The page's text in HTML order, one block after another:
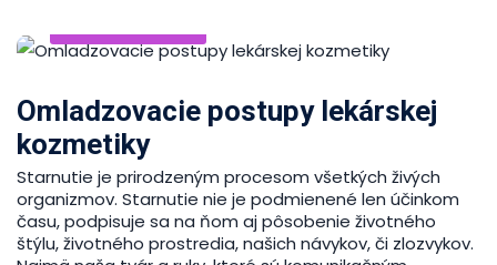
Omladzovacie postupy lekárskej
kozmetiky
Starnutie je prirodzeným procesom všetkých živých
organizmov. Starnutie nie je podmienené len účinkom
času, podpisuje sa na ňom aj pôsobenie životného
štýlu, životného prostredia, našich návykov, či zlozvykov.